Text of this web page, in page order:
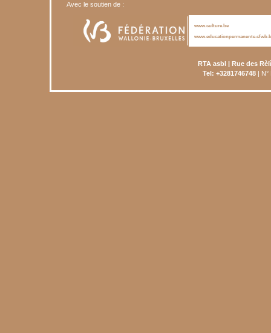
Avec le soutien de :
www.culture.be
RTA asbl | Rue des
Tel: +3281746748| N°